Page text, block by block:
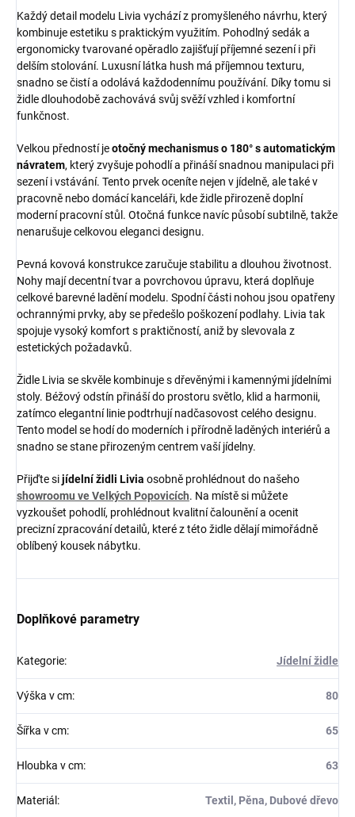
Každý detail modelu Livia vychází z promyšleného návrhu, který
kombinuje estetiku s praktickým využitím. Pohodlný sedák a
ergonomicky tvarované opěradlo zajišťují příjemné sezení i při
delším stolování. Luxusní látka hush má příjemnou texturu,
snadno se čistí a odolává každodennímu používání. Díky tomu si
židle dlouhodobě zachovává svůj svěží vzhled i komfortní
funkčnost.
Velkou předností jeotočný mechanismus o 180° s automatickým
návratem, který zvyšuje pohodlí a přináší snadnou manipulaci při
sezení i vstávání. Tento prvek oceníte nejen v jídelně, ale také v
pracovně nebo domácí kanceláři, kde židle přirozeně doplní
moderní pracovní stůl. Otočná funkce navíc působí subtilně, takže
nenarušuje celkovou eleganci designu.
Pevná kovová konstrukce zaručuje stabilitu a dlouhou životnost.
Nohy mají decentní tvar a povrchovou úpravu, která doplňuje
celkové barevné ladění modelu. Spodní části nohou jsou opatřeny
ochrannými prvky, aby se předešlo poškození podlahy. Livia tak
spojuje vysoký komfort s praktičností, aniž by slevovala z
estetických požadavků.
Židle Livia se skvěle kombinuje s dřevěnými i kamennými jídelními
stoly. Béžový odstín přináší do prostoru světlo, klid a harmonii,
zatímco elegantní linie podtrhují nadčasovost celého designu.
Tento model se hodí do moderních i přírodně laděných interiérů a
snadno se stane přirozeným centrem vaší jídelny.
Přijďte sijídelní židli Livia osobně prohlédnout do našeho
showroomu ve Velkých Popovicích. Na místě si můžete
vyzkoušet pohodlí, prohlédnout kvalitní čalounění a ocenit
precizní zpracování detailů, které z této židle dělají mimořádně
oblíbený kousek nábytku.
Doplňkové parametry
Kategorie: Jídelní židle
Výška v cm: 80
Šířka v cm: 65
Hloubka v cm: 63
Materiál : Textil, Pěna, Dubové dřevo